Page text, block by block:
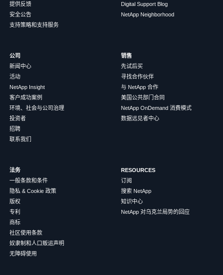
提供反馈
安全公告
支持策略和支持服务
Digital Support Blog
NetApp Neighborhood
公司
新闻中心
活动
NetApp Insight
客户成功案例
环境、社会与公司治理
投资者
招聘
联系我们
销售
先试后买
寻找合作伙伴
与 NetApp 合作
美国公共部门合同
NetApp OnDemand 消费模式
数据远见者中心
法务
一般条款和条件
隐私 & Cookie 政策
版权
专利
商标
社区使用条款
奴隶制和人口贩运声明
无障碍使用
RESOURCES
订阅
搜索 NetApp
知识中心
NetApp 对乌克兰局势的回应